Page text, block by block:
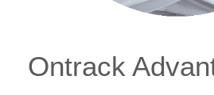
Ontrack